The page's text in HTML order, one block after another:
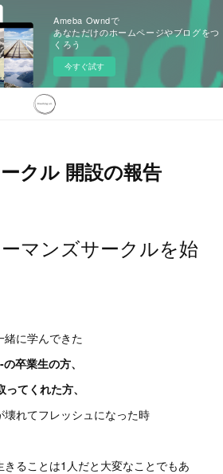
Ameba Owndで
あなただけのホームページやブログをつ
くろう
今すぐ試す
クル 開設の報告
マンズサークルを始
に学んできた
卒業生の方、
てくれた方、
れてフレッシュになった時
ることは1人だと大変なことでもあ